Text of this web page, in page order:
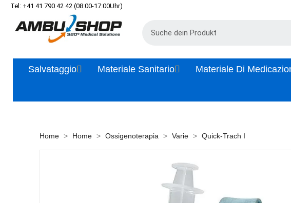
Tel: +41 41 790 42 42 (08:00-17:00Uhr)
Salvataggio Materiale Sanitario Materiale Di
Home Home Ossigenoterapia Varie Quick-Trach I